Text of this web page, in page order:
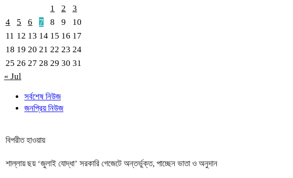
1
2
3
4
5 6 7 8 9
10
11 12 13 14 15 16 17
18 19 20 21 22 23 24
25 26 27 28 29 30 31
« Jul
সর্বশেষ নিউজ
জনপ্রিয় নিউজ
বিপরীত হাওয়ায়
শাল্লায় ছয় ‘জুলাই যোদ্ধা’ সরকারি গেজেটে অন্তর্ভুক্ত, পাচ্ছেন ভাতা ও অনুদান